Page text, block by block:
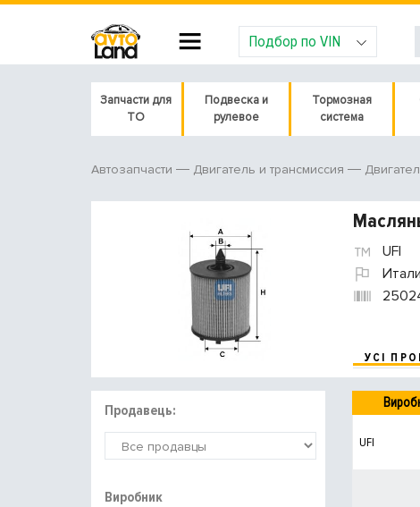
Подбор по VIN
Запчасти для
ТО
Подвеска и
рулевое
Тормозная
система
Автозапчасти Двигатель и трансмиссия
UFI
УСІ
Продавець:
Виробник
UFI